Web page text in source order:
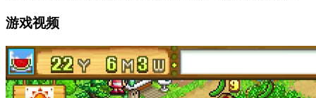
游戏视频